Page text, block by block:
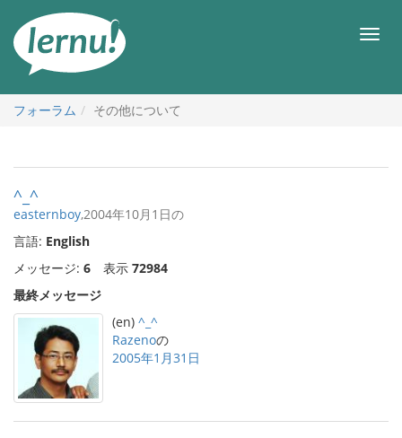
メ
フォーラム
その他について
^_^
easternboy,2004年10月1日の
言語: English
メッセージ: 6 表示 72984
最終メッセージ
(en) ^_^
Razenoの
2005年1月31日